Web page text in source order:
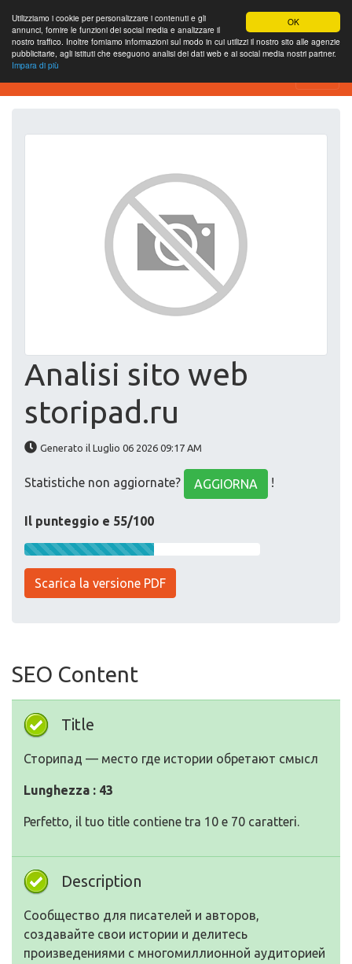
OK
Utilizziamo i cookie per personalizzare i contenuti e gli
annunci, fornire le funzioni dei social media e analizzare il
nostro traffico. Inoltre forniamo informazioni sul modo in cui utilizzi il nostro sito alle agenzie
pubblicitarie, agli istituti che eseguono analisi dei dati web e ai social media nostri partner.
Impara di più
SEO Analytics
Analisi sito web
storipad.ru
Generato il Luglio 06 2026 09:17 AM
Statistiche non aggiornate? AGGIORNA !
Il punteggio e 55/100
Scarica la versione PDF
SEO Content
Title
Сторипад — место где истории обретают смысл
Lunghezza : 43
Perfetto, il tuo title contiene tra 10 e 70 caratteri.
Description
Сообщество для писателей и авторов,
создавайте свои истории и делитесь
произведениями с многомиллионной аудиторией